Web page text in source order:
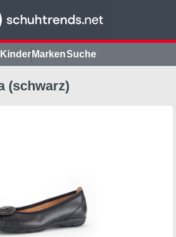
Kinder MarkenSuche
(schwarz)